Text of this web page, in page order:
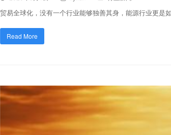
贸易全球化，没有一个行业能够独善其身，能源行业更
Read More